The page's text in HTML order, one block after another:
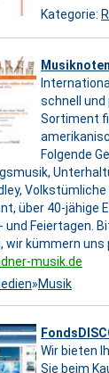
Kategorie:
schnell und
Sortiment
Folgende
über 40-jähige
und Feiertagen.
wir kümmern uns
musik.de
»Musik
Wir bieten
Sie beim